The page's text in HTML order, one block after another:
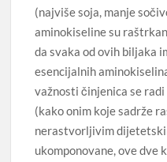
(najviše soja, manje
aminokiseline su
da svaka od ovih biljaka
esencijalnih
važnosti činjenica se
(kako onim koje sadrže
nerastvorljivim
ukomponovane, ove dve